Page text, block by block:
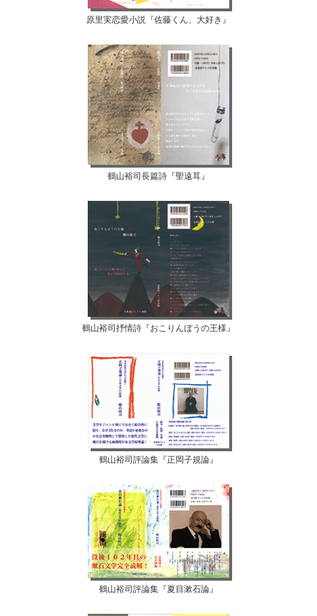
原里実恋愛小説『佐藤くん、大好き』
鶴山裕司長篇詩『聖遠耳』
鶴山裕司抒情詩『おこりんぼうの王様』
鶴山裕司評論集『正岡子規論』
鶴山裕司評論集『夏目漱石論』